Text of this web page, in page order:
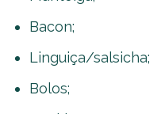
Bacon;
Linguiça/salsicha;
Bolos;